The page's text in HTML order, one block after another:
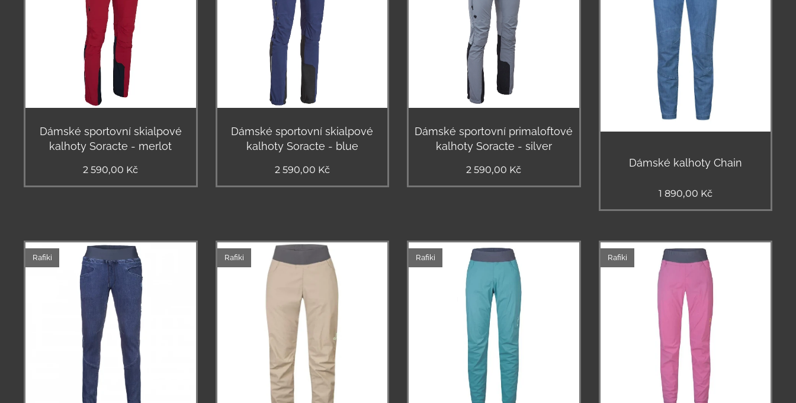
Dámské sportovní skialpové
kalhoty Soracte - merlot
2 590,00 Kč
Dámské sportovní skialpové
kalhoty Soracte - blue
2 590,00 Kč
Dámské sportovní primaloftové
kalhoty Soracte - silver
2 590,00 Kč
Dámské kalhoty Chain
1 890,00 Kč
Rafiki Rafiki Rafiki Rafiki